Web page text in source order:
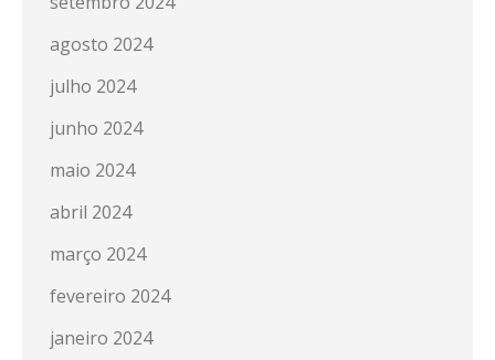
agosto 2024
julho 2024
junho 2024
maio 2024
abril 2024
março 2024
fevereiro 2024
janeiro 2024